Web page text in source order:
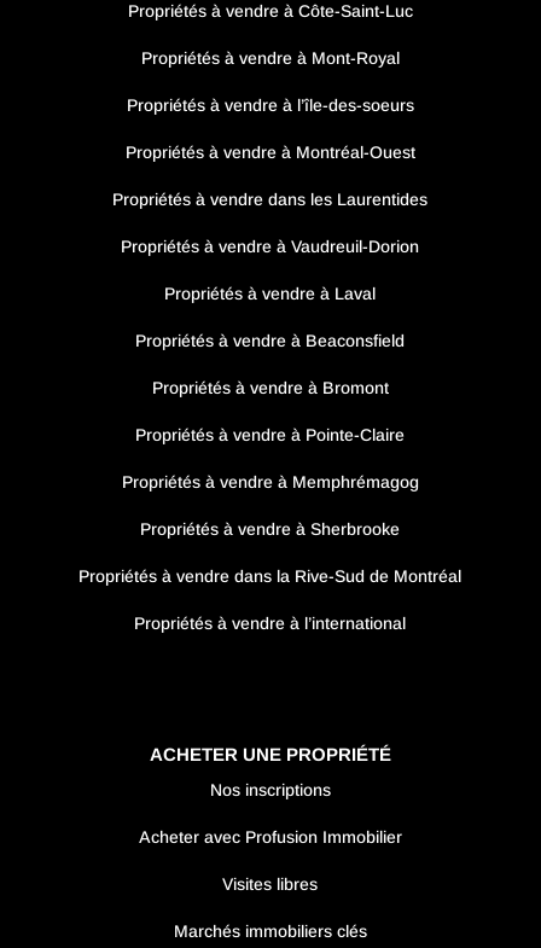
Propriétés à vendre à Côte-Saint-Luc
Propriétés à vendre à Mont-Royal
Propriétés à vendre à l’île-des-soeurs
Propriétés à vendre à Montréal-Ouest
Propriétés à vendre dans les Laurentides
Propriétés à vendre à Vaudreuil-Dorion
Propriétés à vendre à Laval
Propriétés à vendre à Beaconsfield
Propriétés à vendre à Bromont
Propriétés à vendre à Pointe-Claire
Propriétés à vendre à Memphrémagog
Propriétés à vendre à Sherbrooke
Propriétés à vendre dans la Rive-Sud de Montréal
Propriétés à vendre à l’international
ACHETER UNE PROPRIÉTÉ
Nos inscriptions
Acheter avec Profusion Immobilier
Visites libres
Marchés immobiliers clés